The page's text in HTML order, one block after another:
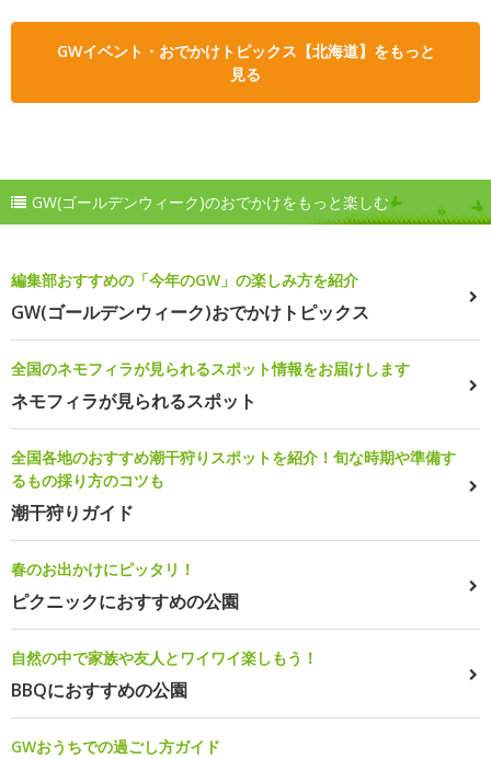
GWイベント・おでかけトピックス【北海道】をもっと
見る
GW(ゴールデンウィーク)のおでかけをもっと楽しむ
編集部おすすめの「今年のGW」の楽しみ方を紹介
GW(ゴールデンウィーク)おでかけトピックス
全国のネモフィラが見られるスポット情報をお届けします
ネモフィラが見られるスポット
全国各地のおすすめ潮干狩りスポットを紹介！旬な時期や準備す
るもの採り方のコツも
潮干狩りガイド
春のお出かけにピッタリ！
ピクニックにおすすめの公園
自然の中で家族や友人とワイワイ楽しもう！
BBQにおすすめの公園
GWおうちでの過ごし方ガイド